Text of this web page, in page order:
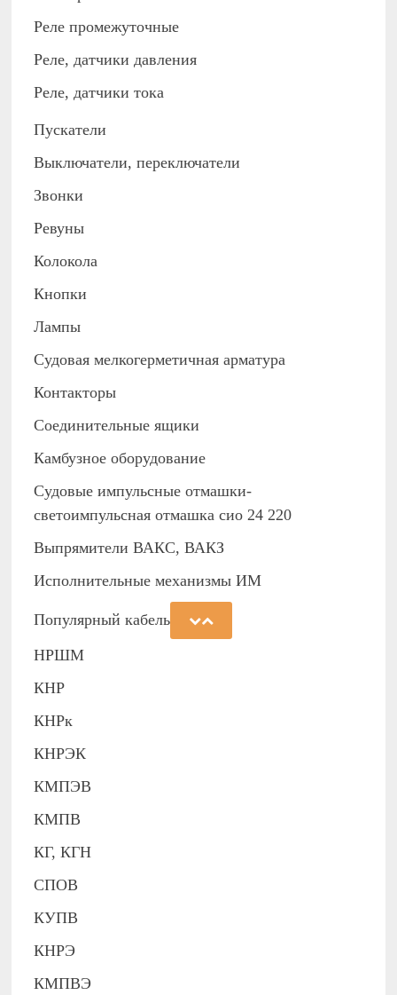
Реле промежуточные
Реле, датчики давления
Реле, датчики тока
Пускатели
Выключатели, переключатели
Звонки
Ревуны
Колокола
Кнопки
Лампы
Судовая мелкогерметичная арматура
Контакторы
Соединительные ящики
Камбузное оборудование
Судовые импульсные отмашки-
светоимпульсная отмашка сио 24 220
Выпрямители ВАКС, ВАКЗ
Исполнительные механизмы ИМ
Популярный кабель
НРШМ
КНР
КНРк
КНРЭК
КМПЭВ
КМПВ
КГ, КГН
СПОВ
КУПВ
КНРЭ
КМПВЭ